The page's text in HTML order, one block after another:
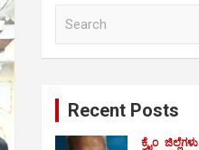
Recent Posts
ಕ್ರೈಂ ಜಿಲ್ಲೆಗಳು